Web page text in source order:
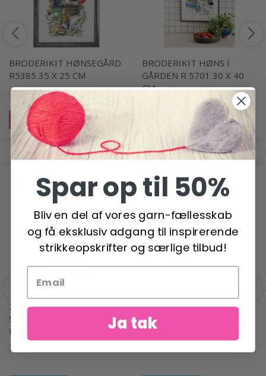
BRODERIKIT HØNSEGÅRD
R5385 35 X 25 CM
310,00 DKK
Læg i kurv
BRODERIKIT HØNS I
GÅRDEN R 5701 30 X 40
CM
ANDRE HAR OGSÅ SET
267-28 QUEEN OF CABLES
SWEATER BY DROPS
DESIGN
385,00 DKK
GO HANDMADE STOF
34,95 DKK
Spar op til 50%
Bliv en del af vores garn-fællesskab
og få eksklusiv adgang til inspirerende
strikkeopskrifter og særlige tilbud!
Ja tak